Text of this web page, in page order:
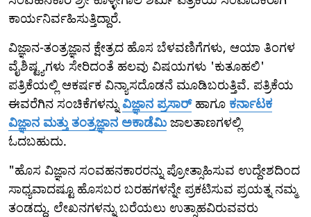
ಕಾರ್ಯನಿರ್ವಹಿಸುತ್ತಿದ್ದಾರೆ.
ವಿಜ್ಞಾನ-ತಂತ್ರಜ್ಞಾನ ಕ್ಷೇತ್ರದ ಹೊಸ ಬೆಳವಣಿಗೆಗಳು, ಆಯಾ ತಿಂಗಳ
ವೈಶಿಷ್ಟ್ಯಗಳು ಸೇರಿದಂತೆ ಹಲವು ವಿಷಯಗಳು 'ಕುತೂಹಲಿ'
ಪತ್ರಿಕೆಯಲ್ಲಿ ಆಕರ್ಷಕ ವಿನ್ಯಾಸದೊಡನೆ ಮೂಡಿಬರುತ್ತಿವೆ. ಪತ್ರಿಕೆಯ
ಈವರೆಗಿನ ಸಂಚಿಕೆಗಳನ್ನುವಿಜ್ಞಾನ ಪ್ರಸಾರ್ಹಾಗೂ ಕರ್ನಾಟಕ
ವಿಜ್ಞಾನ ಮತ್ತು ತಂತ್ರಜ್ಞಾನ ಅಕಾಡೆಮಿ ಜಾಲತಾಣಗಳಲ್ಲಿ
ಓದಬಹುದು.
"ಹೊಸ ವಿಜ್ಞಾನ ಸಂವಹನಕಾರರನ್ನು ಪ್ರೋತ್ಸಾಹಿಸುವ ಉದ್ದೇಶದಿಂದ
ಸಾಧ್ಯವಾದಷ್ಟೂ ಹೊಸಬರ ಬರಹಗಳನ್ನೇ ಪ್ರಕಟಿಸುವ ಪ್ರಯತ್ನ ನಮ್ಮ
ತಂಡದ್ದು. ಲೇಖನಗಳನ್ನು ಬರೆಯಲು ಉತ್ಸಾಹವಿರುವವರು